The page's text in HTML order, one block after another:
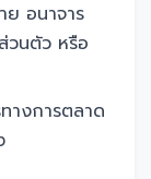
ย อนาจาร
วนตัว หรือ
างการตลาด